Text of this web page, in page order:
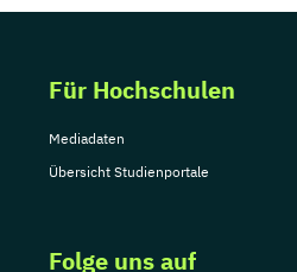
Für Hochschulen
Mediadaten
Übersicht Studienportale
Folge uns auf